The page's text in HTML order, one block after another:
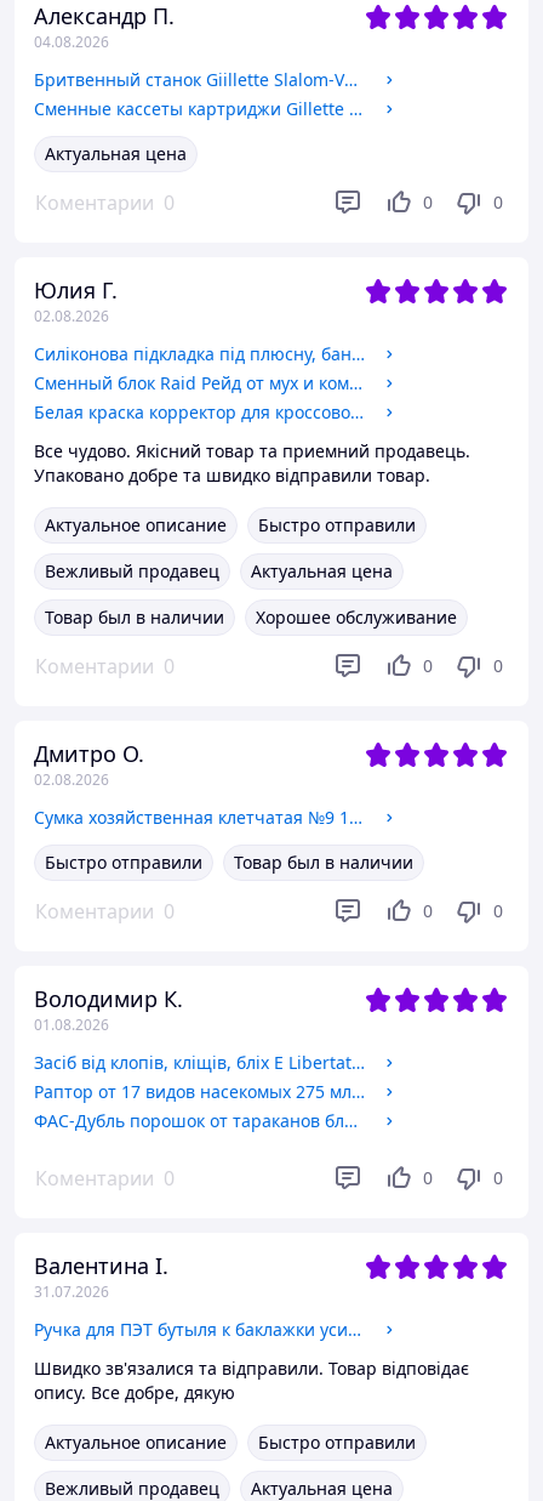
Александр П.
04.08.2026
Бритвенный станок Giillette Slalom-Vector с 1 сменным картриджем
Сменные кассеты картриджи Gillette Slalom Plus 5+1 шт.
Актуальная цена
Коментарии 0 0 0
Юлия Г.
02.08.2026
Силіконова підкладка під плюсну, бандаж під плюсну
Сменный блок Raid Рейд от мух и комаров диффузорного типа 30 ночей уценка срок истёк
Белая краска корректор для кроссовок подошв COCCINE Whitener 75 мл
Все чудово. Якісний товар та приемний продавець.
Упаковано добре та швидко відправили товар.
Актуальное описание
Быстро отправили
Вежливый продавец
Актуальная цена
Товар был в наличии
Хорошее обслуживание
Коментарии 0 0 0
Дмитро О.
02.08.2026
Сумка хозяйственная клетчатая №9 105*60*30см.
Быстро отправили
Товар был в наличии
Коментарии 0 0 0
Володимир К.
01.08.2026
Засіб від клопів, кліщів, бліх E Libertate house
Раптор от 17 видов насекомых 275 мл. аэрозоль
ФАС-Дубль порошок от тараканов блох муравьев 125г
Коментарии 0 0 0
Валентина І.
31.07.2026
Ручка для ПЭТ бутыля к баклажки усилена 5л, 6л,10 л. D-48mm.
Швидко зв'язалися та відправили. Товар відповідає
опису. Все добре, дякую
Актуальное описание
Быстро отправили
Вежливый продавец
Актуальная цена